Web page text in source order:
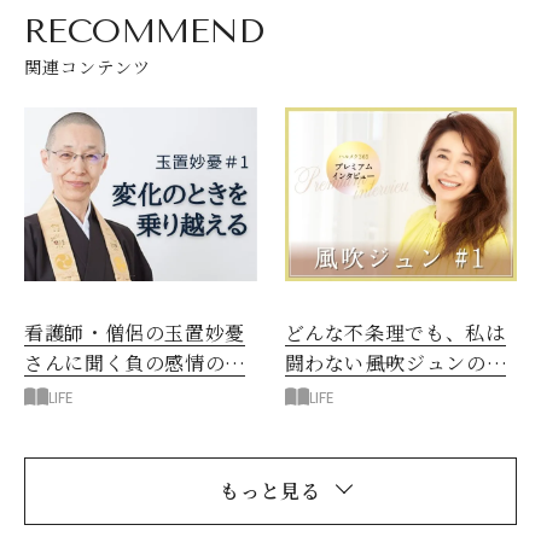
RECOMMEND
関連コンテンツ
看護師・僧侶の玉置妙憂
さんに聞く負の感情の手
放し方
LIFE
どんな不条理でも、私は
闘わない――風吹ジュンの選
択 LIFE
もっと見る